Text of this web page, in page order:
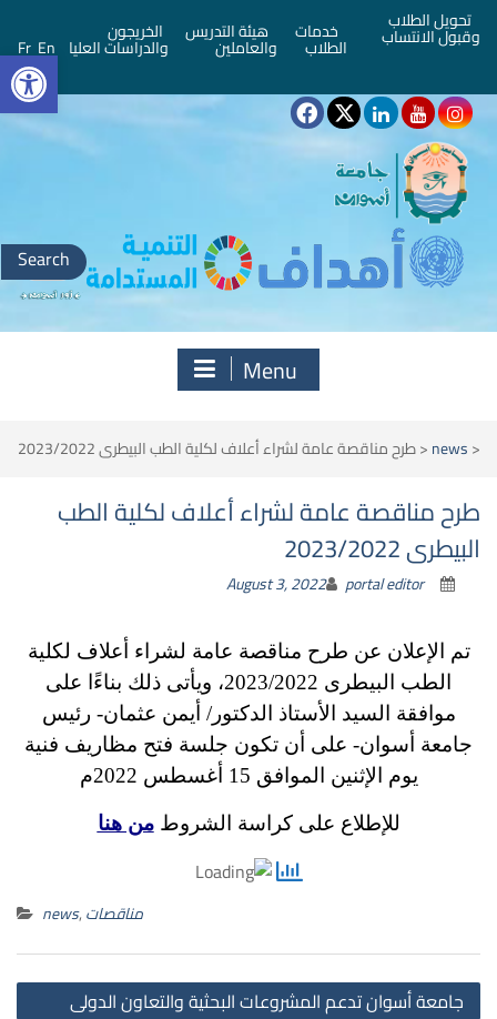
تحويل الطلاب
وقبول الانتساب خدمات
الطلاب
هيئة التدريس
والعاملين
الخريجون
والدراسات العليا En
Fr
Search
for:
Menu
<
news
<طرح مناقصة عامة لشراء أعلاف لكلية الطب البيطرى 2023/2022
طرح مناقصة عامة لشراء أعلاف لكلية الطب
البيطرى 2023/2022
August 3, 2022 portal editor
تم الإعلان عن طرح مناقصة عامة لشراء أعلاف لكلية
الطب البيطرى 2023/2022، ويأتى ذلك بناءًا على
موافقة السيد الأستاذ الدكتور/ أيمن عثمان- رئيس
جامعة أسوان- على أن تكون جلسة فتح مظاريف فنية
يوم الإثنين الموافق 15 أغسطس 2022م
للإطلاع على كراسة الشروطمن هنا
news,مناقصات
جامعة أسوان تدعم المشروعات البحثية والتعاون الدولى